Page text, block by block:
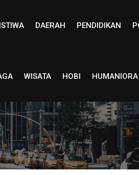
DAERAH PENDIDIKAN
WISATA HOBI